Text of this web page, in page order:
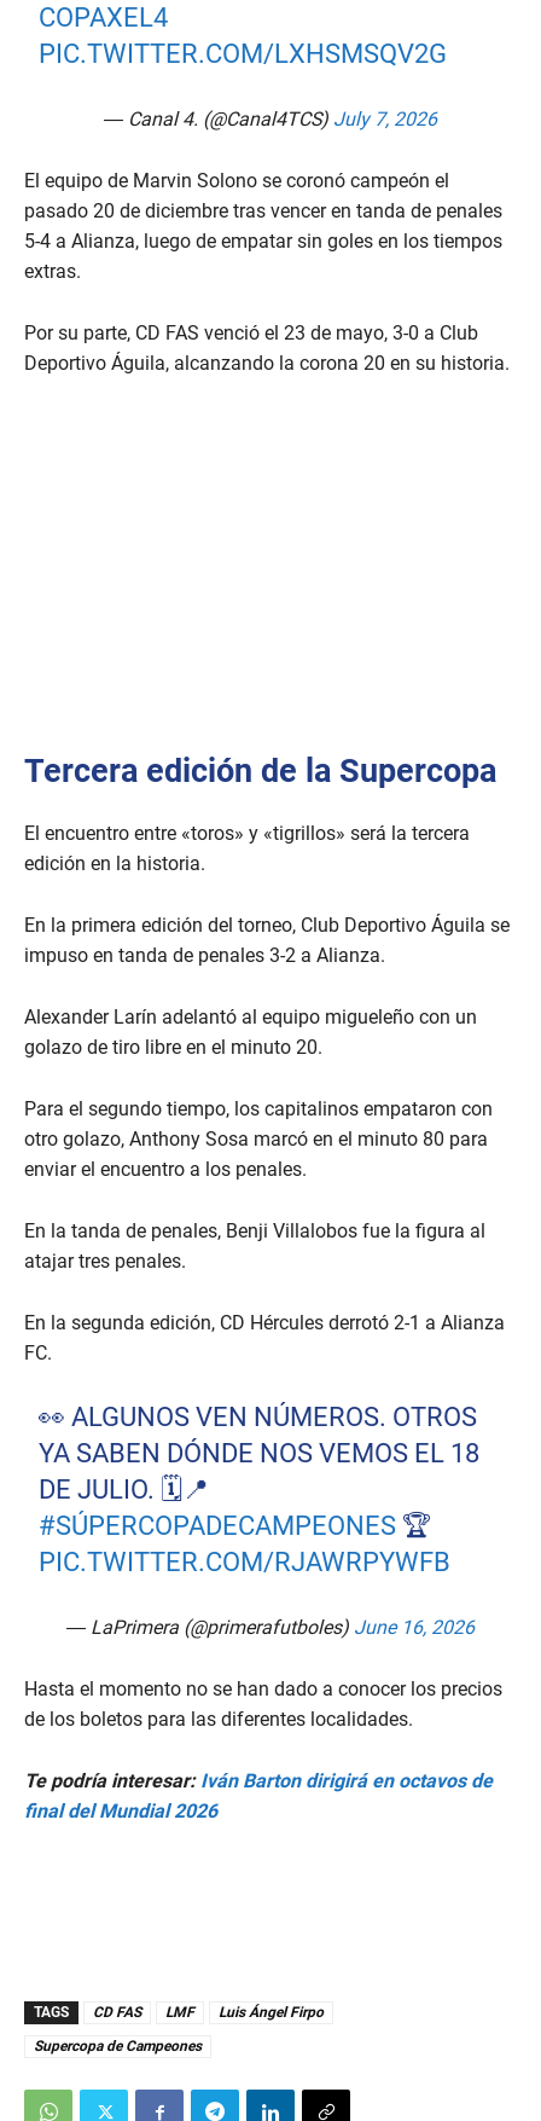
COPAXEL4
PIC.TWITTER.COM/LXHSMSQV2G
— Canal 4. (@Canal4TCS) July 7, 2026
El equipo de Marvin Solono se coronó campeón el
pasado 20 de diciembre tras vencer en tanda de penales
5-4 a Alianza, luego de empatar sin goles en los tiempos
extras.
Por su parte, CD FAS venció el 23 de mayo, 3-0 a Club
Deportivo Águila, alcanzando la corona 20 en su historia.
Tercera edición de la Supercopa
El encuentro entre «toros» y «tigrillos» será la tercera
edición en la historia.
En la primera edición del torneo, Club Deportivo Águila se
impuso en tanda de penales 3-2 a Alianza.
Alexander Larín adelantó al equipo migueleño con un
golazo de tiro libre en el minuto 20.
Para el segundo tiempo, los capitalinos empataron con
otro golazo, Anthony Sosa marcó en el minuto 80 para
enviar el encuentro a los penales.
En la tanda de penales, Benji Villalobos fue la figura al
atajar tres penales.
En la segunda edición, CD Hércules derrotó 2-1 a Alianza
FC.
👀 ALGUNOS VEN NÚMEROS. OTROS
YA SABEN DÓNDE NOS VEMOS EL 18
DE JULIO. 🗓️📍
#SÚPERCOPADECAMPEONES 🏆
PIC.TWITTER.COM/RJAWRPYWFB
— LaPrimera (@primerafutboles) June 16, 2026
Hasta el momento no se han dado a conocer los precios
de los boletos para las diferentes localidades.
Te podría interesar: Iván Barton dirigirá en octavos de
final del Mundial 2026
TAGS CD FAS LMF
Luis Ángel Firpo
Supercopa de Campeones